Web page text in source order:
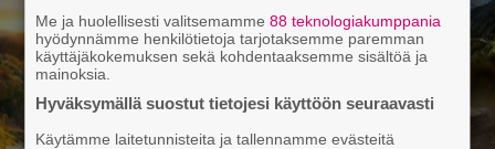
Me ja huolellisesti valitsemamme88 teknologiakumppania
hyödynnämme henkilötietoja tarjotaksemme paremman
käyttäjäkokemuksen sekä kohdentaaksemme sisältöä ja
mainoksia.
Hyväksymällä suostut tietojesi käyttöön seuraavasti
Käytämme laitetunnisteita ja tallennamme evästeitä